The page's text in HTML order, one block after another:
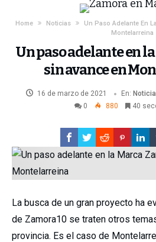
Home Noticias
Un Paso Adelante En
Montelarreina
Un paso adelante en
sin avance en
16 de marzo de 2021 En:
0
880 40
La busca de un gran proyecto ha
de Zamora10 se traten otros
provincia. Es el caso de